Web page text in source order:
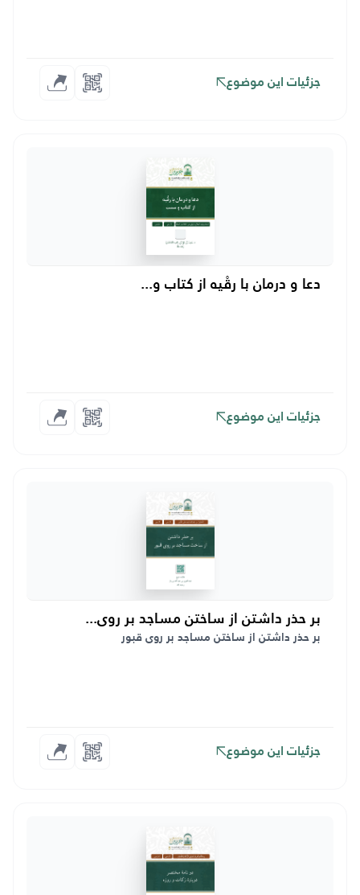
جزئیات این موضوع
دعا و درمان با رقْیه از کتاب و...
جزئیات این موضوع
بر حذر داشتن از ساختن مساجد بر روی...
بر حذر داشتن از ساختن مساجد بر روی قبور
جزئیات این موضوع